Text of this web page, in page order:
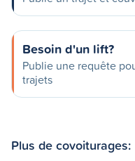
Besoin d'un lift?
Publie une requête
trajets
Plus de covoiturages: